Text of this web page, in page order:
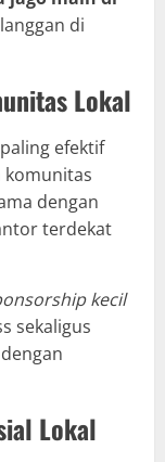
di
Lokal
efektif
komunitas
dengan
terdekat
kecil
sekaligus
Lokal